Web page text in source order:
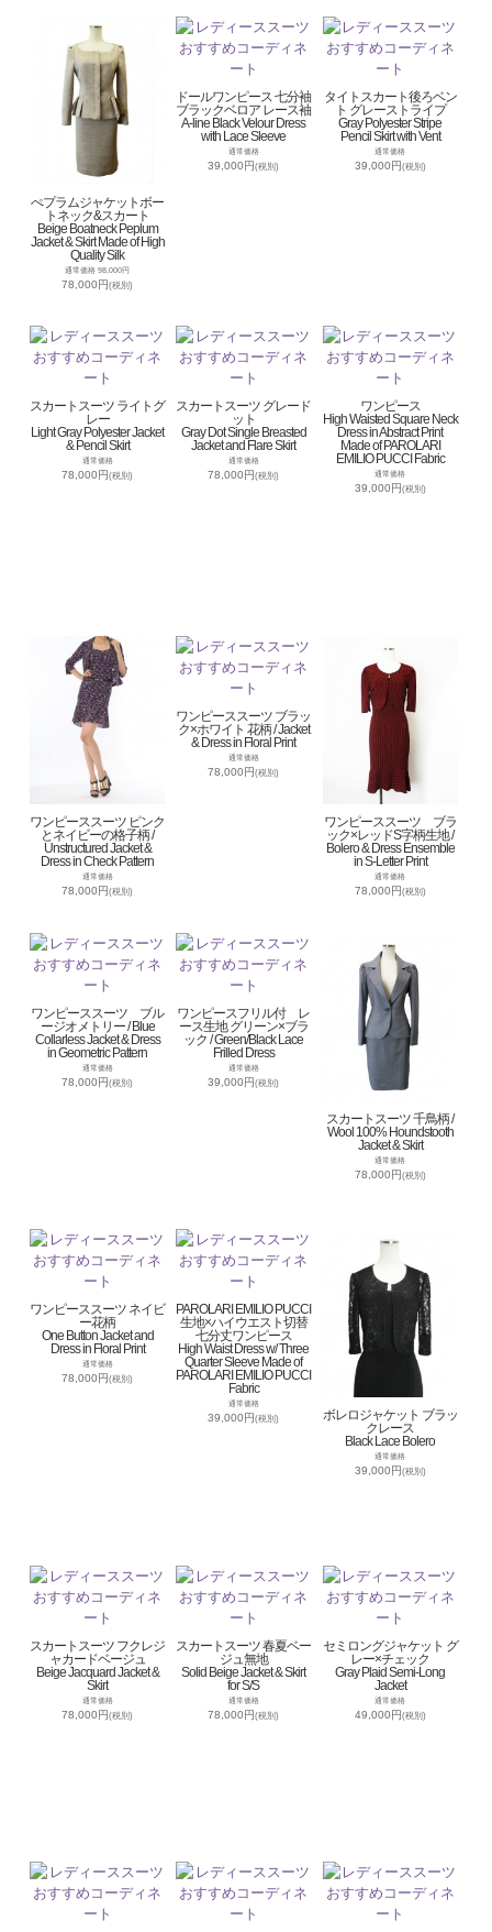
ぺプラムジャケットボー
トネック&スカート
Beige Boatneck Peplum
Jacket & Skirt Made of High
Quality Silk
通常価格 98,000円
78,000円(税別)
ドールワンピース 七分袖
ブラックベロア レース袖
A-line Black Velour Dress
with Lace Sleeve
通常価格
39,000円(税別)
タイトスカート後ろベン
ト グレーストライプ
Gray Polyester Stripe
Pencil Skirt with Vent
通常価格
39,000円(税別)
スカートスーツ ライトグ
レー
Light Gray Polyester Jacket
& Pencil Skirt
通常価格
78,000円(税別)
スカートスーツ グレード
ット
Gray Dot Single Breasted
Jacket and Flare Skirt
通常価格
78,000円(税別)
ワンピース
High Waisted Square Neck
Dress in Abstract Print
Made of PAROLARI
EMILIO PUCCI Fabric
通常価格
39,000円(税別)
ワンピーススーツ ピンク
とネイビーの格子柄 /
Unstructured Jacket &
Dress in Check Pattern
通常価格
78,000円(税別)
ワンピーススーツ ブラッ
ク×ホワイト 花柄 / Jacket
& Dress in Floral Print
通常価格
78,000円(税別)
ワンピーススーツ ブラ
ック×レッドS字柄生地 /
Bolero & Dress Ensemble
in S-Letter Print
通常価格
78,000円(税別)
ワンピーススーツ ブル
ージオメトリー / Blue
Collarless Jacket & Dress
in Geometric Pattern
通常価格
78,000円(税別)
ワンピースフリル付 レ
ース生地 グリーン×ブラ
ック / Green/Black Lace
Frilled Dress
通常価格
39,000円(税別)
スカートスーツ 千鳥柄 /
Wool 100% Houndstooth
Jacket & Skirt
通常価格
78,000円(税別)
ワンピーススーツ ネイビ
ー花柄
One Button Jacket and
Dress in Floral Print
通常価格
78,000円(税別)
PAROLARI EMILIO PUCCI
生地×ハイウエスト切替
七分丈ワンピース
High Waist Dress w/ Three
Quarter Sleeve Made of
PAROLARI EMILIO PUCCI
Fabric
通常価格
39,000円(税別)
ボレロジャケット ブラッ
クレース
Black Lace Bolero
通常価格
39,000円(税別)
スカートスーツ フクレジ
ャカードベージュ
Beige Jacquard Jacket &
Skirt
通常価格
78,000円(税別)
スカートスーツ 春夏ベー
ジュ無地
Solid Beige Jacket & Skirt
for S/S
通常価格
78,000円(税別)
セミロングジャケット グ
レー×チェック
Gray Plaid Semi-Long
Jacket
通常価格
49,000円(税別)